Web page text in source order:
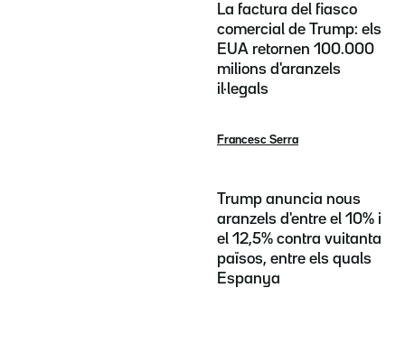
La factura del fiasco
comercial de Trump: els
EUA retornen 100.000
milions d'aranzels
il·legals
Francesc Serra
Trump anuncia nous
aranzels d'entre el 10% i
el 12,5% contra vuitanta
països, entre els quals
Espanya